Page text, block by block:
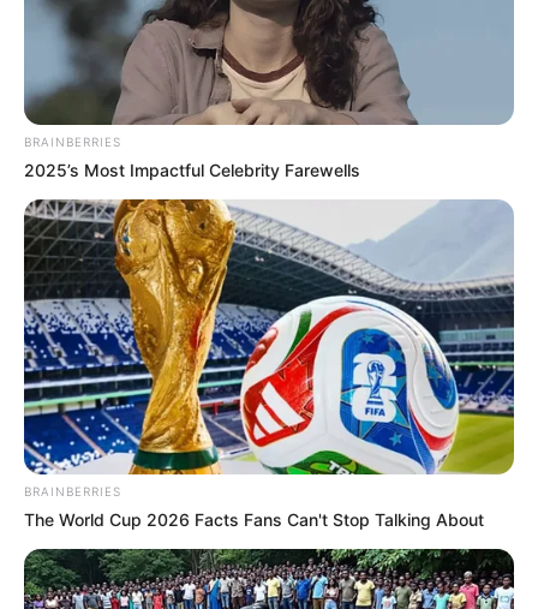
2026 Joint Wellness Assessment Is Now Available
JOINT CARE
เรื่องอื่นๆ ที่น่าสนใจ
BRAINBERRIES
2025’s Most Impactful Celebrity Farewells
BRAINBERRIES
The World Cup 2026 Facts Fans Can't Stop Talking About